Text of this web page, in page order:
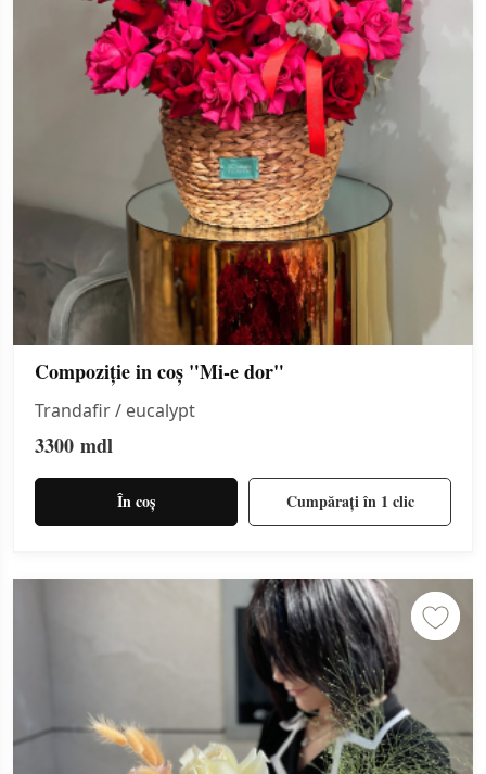
Compoziție in coș "Mi-e dor"
Trandafir / eucalypt
3300 mdl
În coș Cumpărați în 1 clic